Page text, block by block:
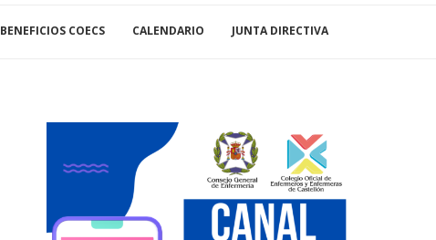
BENEFICIOS COECS CALENDARIO JUNTA DIRECTIVA